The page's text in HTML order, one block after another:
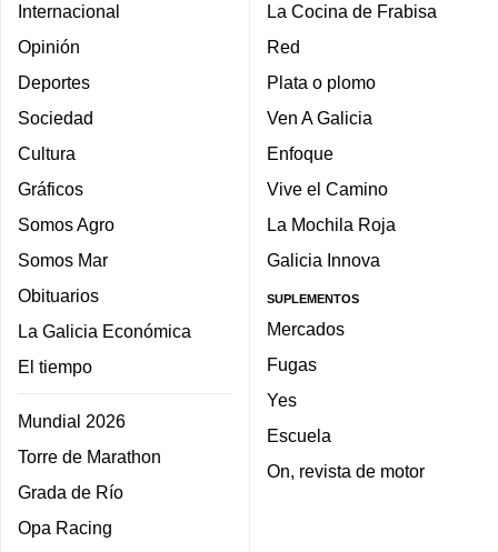
Internacional
Opinión
Deportes
Sociedad
Cultura
Gráficos
Somos Agro
Somos Mar
Obituarios
La Galicia Económica
El tiempo
Mundial 2026
Torre de Marathon
Grada de Río
Opa Racing
La Cocina de Frabisa
Red
Plata o plomo
Ven A Galicia
Enfoque
Vive el Camino
La Mochila Roja
Galicia Innova
SUPLEMENTOS
Mercados
Fugas
Yes
Escuela
On, revista de motor